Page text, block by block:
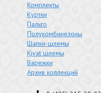
Комплекты
Куртки
Пальто
Полукомбинезоны
Шапки-шлемы
Kivat шлемы
Варежки
Архив коллекций